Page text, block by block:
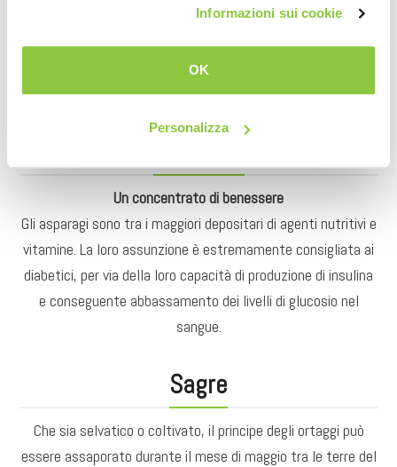
Informazioni sui cookie
OK
Personalizza
Una volta lavati accuratamente, è possibile conservare gli
asparagi immergendo i gambi in acqua fredda per alcune ore
prima di conservarli in frigorifero.
Un concentrato di benessere
Gli asparagi sono tra i maggiori depositari di agenti nutritivi e
vitamine. La loro assunzione è estremamente consigliata ai
diabetici, per via della loro capacità di produzione di insulina
e conseguente abbassamento dei livelli di glucosio nel
sangue.
Sagre
Che sia selvatico o coltivato, il principe degli ortaggi può
essere assaporato durante il mese di maggio tra le terre del